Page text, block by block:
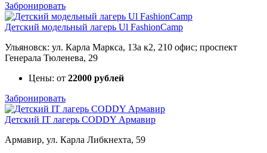
Забронировать
Детский модельный лагерь Ul FashionCamp
Ульяновск: ул. Карла Маркса, 13а к2, 210 офис; проспект
Генерала Тюленева, 29
Цены: от 22000 рублей
Забронировать
Детский IT лагерь CODDY Армавир
Армавир, ул. Карла Либкнехта, 59